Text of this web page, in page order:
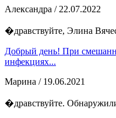
Александра / 22.07.2022
�дравствуйте, Элина
Добрый день! При
инфекциях...
Марина / 19.06.2021
�дравствуйте.